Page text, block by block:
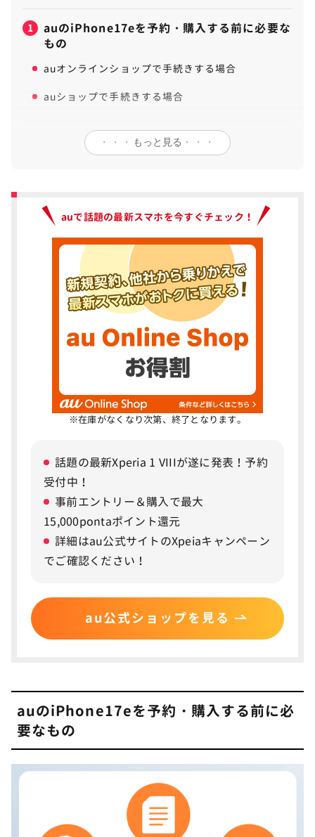
1
auのiPhone17eを予約・購入する前に必要な
もの
auオンラインショップで手続きする場合
auショップで手続きする場合
auのiPhone17eを機種変更時に把握しておく
べき注意点
auオンラインショップでも手数料がかかる
各自バックアップを取る必要がある
オンラインショップを利用できない場合がある
iPhone17eはeSIMのみ対応
auでiPhone17eへ機種変更する手順を解説
auオンラインショップで機種変更する手順
auショップで機種変更する手順
auバリューリンクプラン
auバリューリンク マネ活2
使い放題MAX+
使い放題MAX＋ マネ活2
U12バリュープラン
5 iPhone17シリーズと価格を比較
6
手持ちのiPhoneをauへ下取りに出す場合の
手順を解説
店頭での後日下取りの流れ
・・・ もっと見る ・・・
auで話題の最新スマホを今すぐチェック！
※在庫がなくなり次第、終了となります。
話題の最新Xperia 1 VIIIが遂に発表！予約
受付中！
事前エントリー＆購入で最大
15,000pontaポイント還元
詳細はau公式サイトのXpeiaキャンペーン
でご確認ください！
au公式ショップを見る
auのiPhone17eを予約・購入する前に必
要なもの